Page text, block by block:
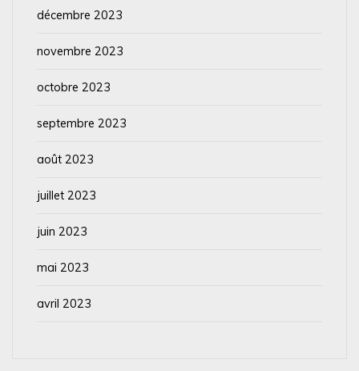
décembre 2023
novembre 2023
octobre 2023
septembre 2023
août 2023
juillet 2023
juin 2023
mai 2023
avril 2023